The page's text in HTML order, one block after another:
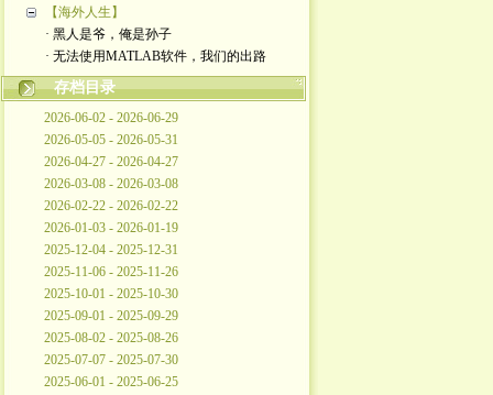
【海外人生】
· 黑人是爷，俺是孙子
· 无法使用MATLAB软件，我们的出路
存档目录
2026-06-02 - 2026-06-29
2026-05-05 - 2026-05-31
2026-04-27 - 2026-04-27
2026-03-08 - 2026-03-08
2026-02-22 - 2026-02-22
2026-01-03 - 2026-01-19
2025-12-04 - 2025-12-31
2025-11-06 - 2025-11-26
2025-10-01 - 2025-10-30
2025-09-01 - 2025-09-29
2025-08-02 - 2025-08-26
2025-07-07 - 2025-07-30
2025-06-01 - 2025-06-25